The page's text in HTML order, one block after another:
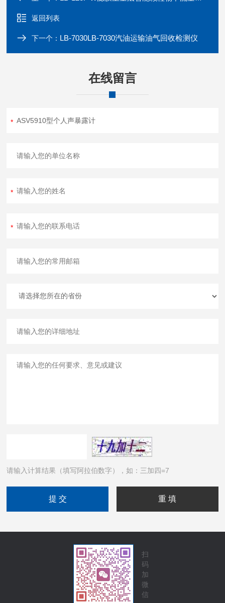
返回列表
下一个： LB-7030LB-7030汽油运输油气回收检测仪
在线留言
请输入计算结果（填写阿拉伯数字），如：三加四=7
扫
码
加
微
信